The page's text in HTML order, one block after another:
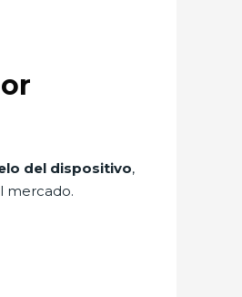
del dispositivo,
mercado.